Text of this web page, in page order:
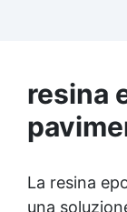
grazie
resina
La resina
una